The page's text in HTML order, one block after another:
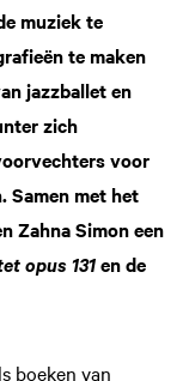
muziek te
te maken
jazzballet en
zich
voor
Samen met het
Zahna Simon een
opus 131 en de
boeken van